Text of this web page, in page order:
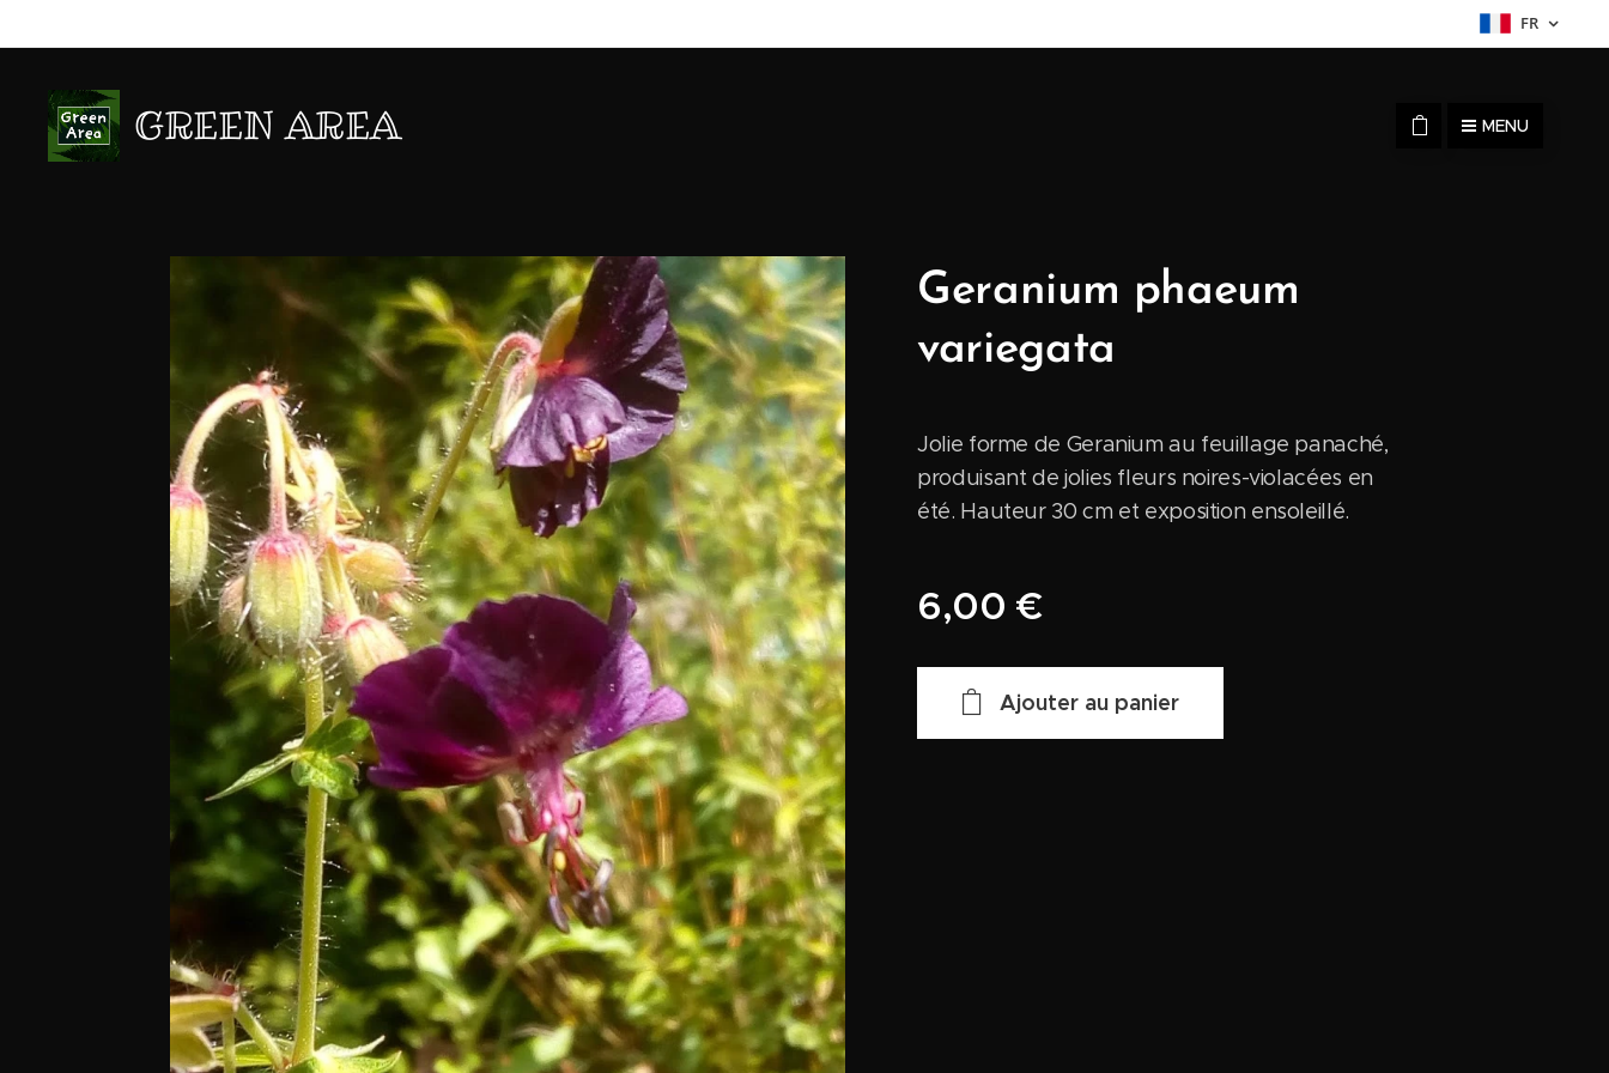
FR
GREEN AREA MENU
Geranium phaeum
variegata
Jolie forme de Geranium au feuillage panaché,
produisant de jolies fleurs noires-violacées en
été. Hauteur 30 cm et exposition ensoleillé.
6,00 €
Ajouter au panier